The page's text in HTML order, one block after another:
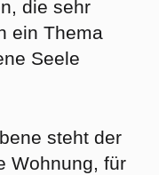
die sehr
ein Thema
Seele
steht der
Wohnung, für